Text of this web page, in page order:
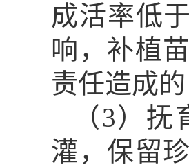
成活率低于
响，补植
责任造成
（3）抚
灌，保留